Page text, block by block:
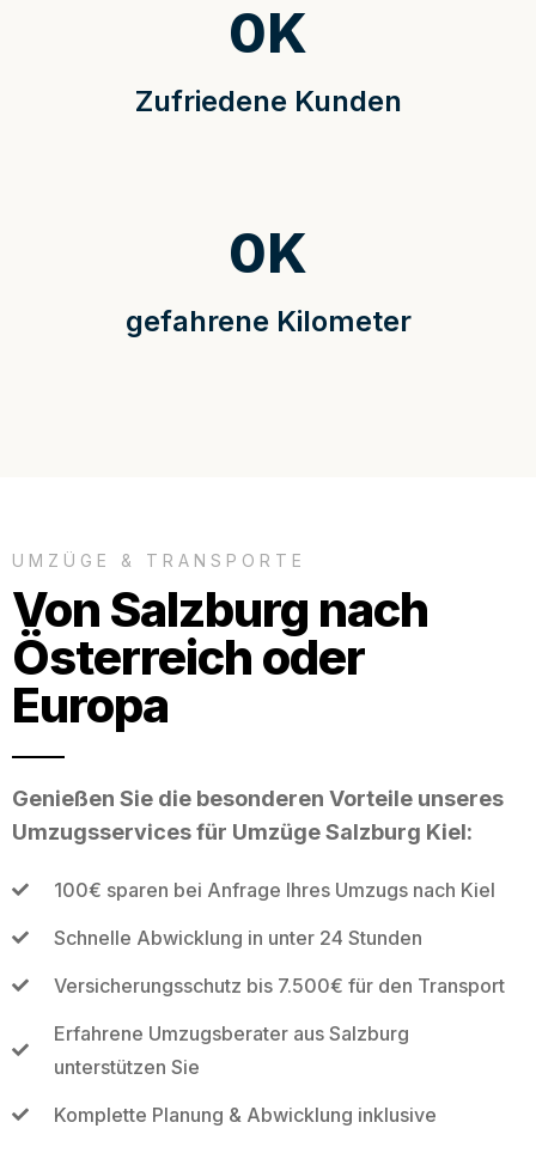
Zufriedene Kunden
0K
gefahrene Kilometer
0K
UMZÜGE & TRANSPORTE
Von Salzburg nach
Österreich oder
Europa
Genießen Sie die besonderen Vorteile unseres
Umzugsservices für Umzüge Salzburg Kiel:
100€ sparen bei Anfrage Ihres Umzugs nach Kiel
Schnelle Abwicklung in unter 24 Stunden
Versicherungsschutz bis 7.500€ für den Transport
Erfahrene Umzugsberater aus Salzburg
unterstützen Sie
Komplette Planung & Abwicklung inklusive